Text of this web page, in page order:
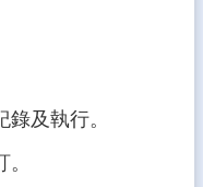
及執行。